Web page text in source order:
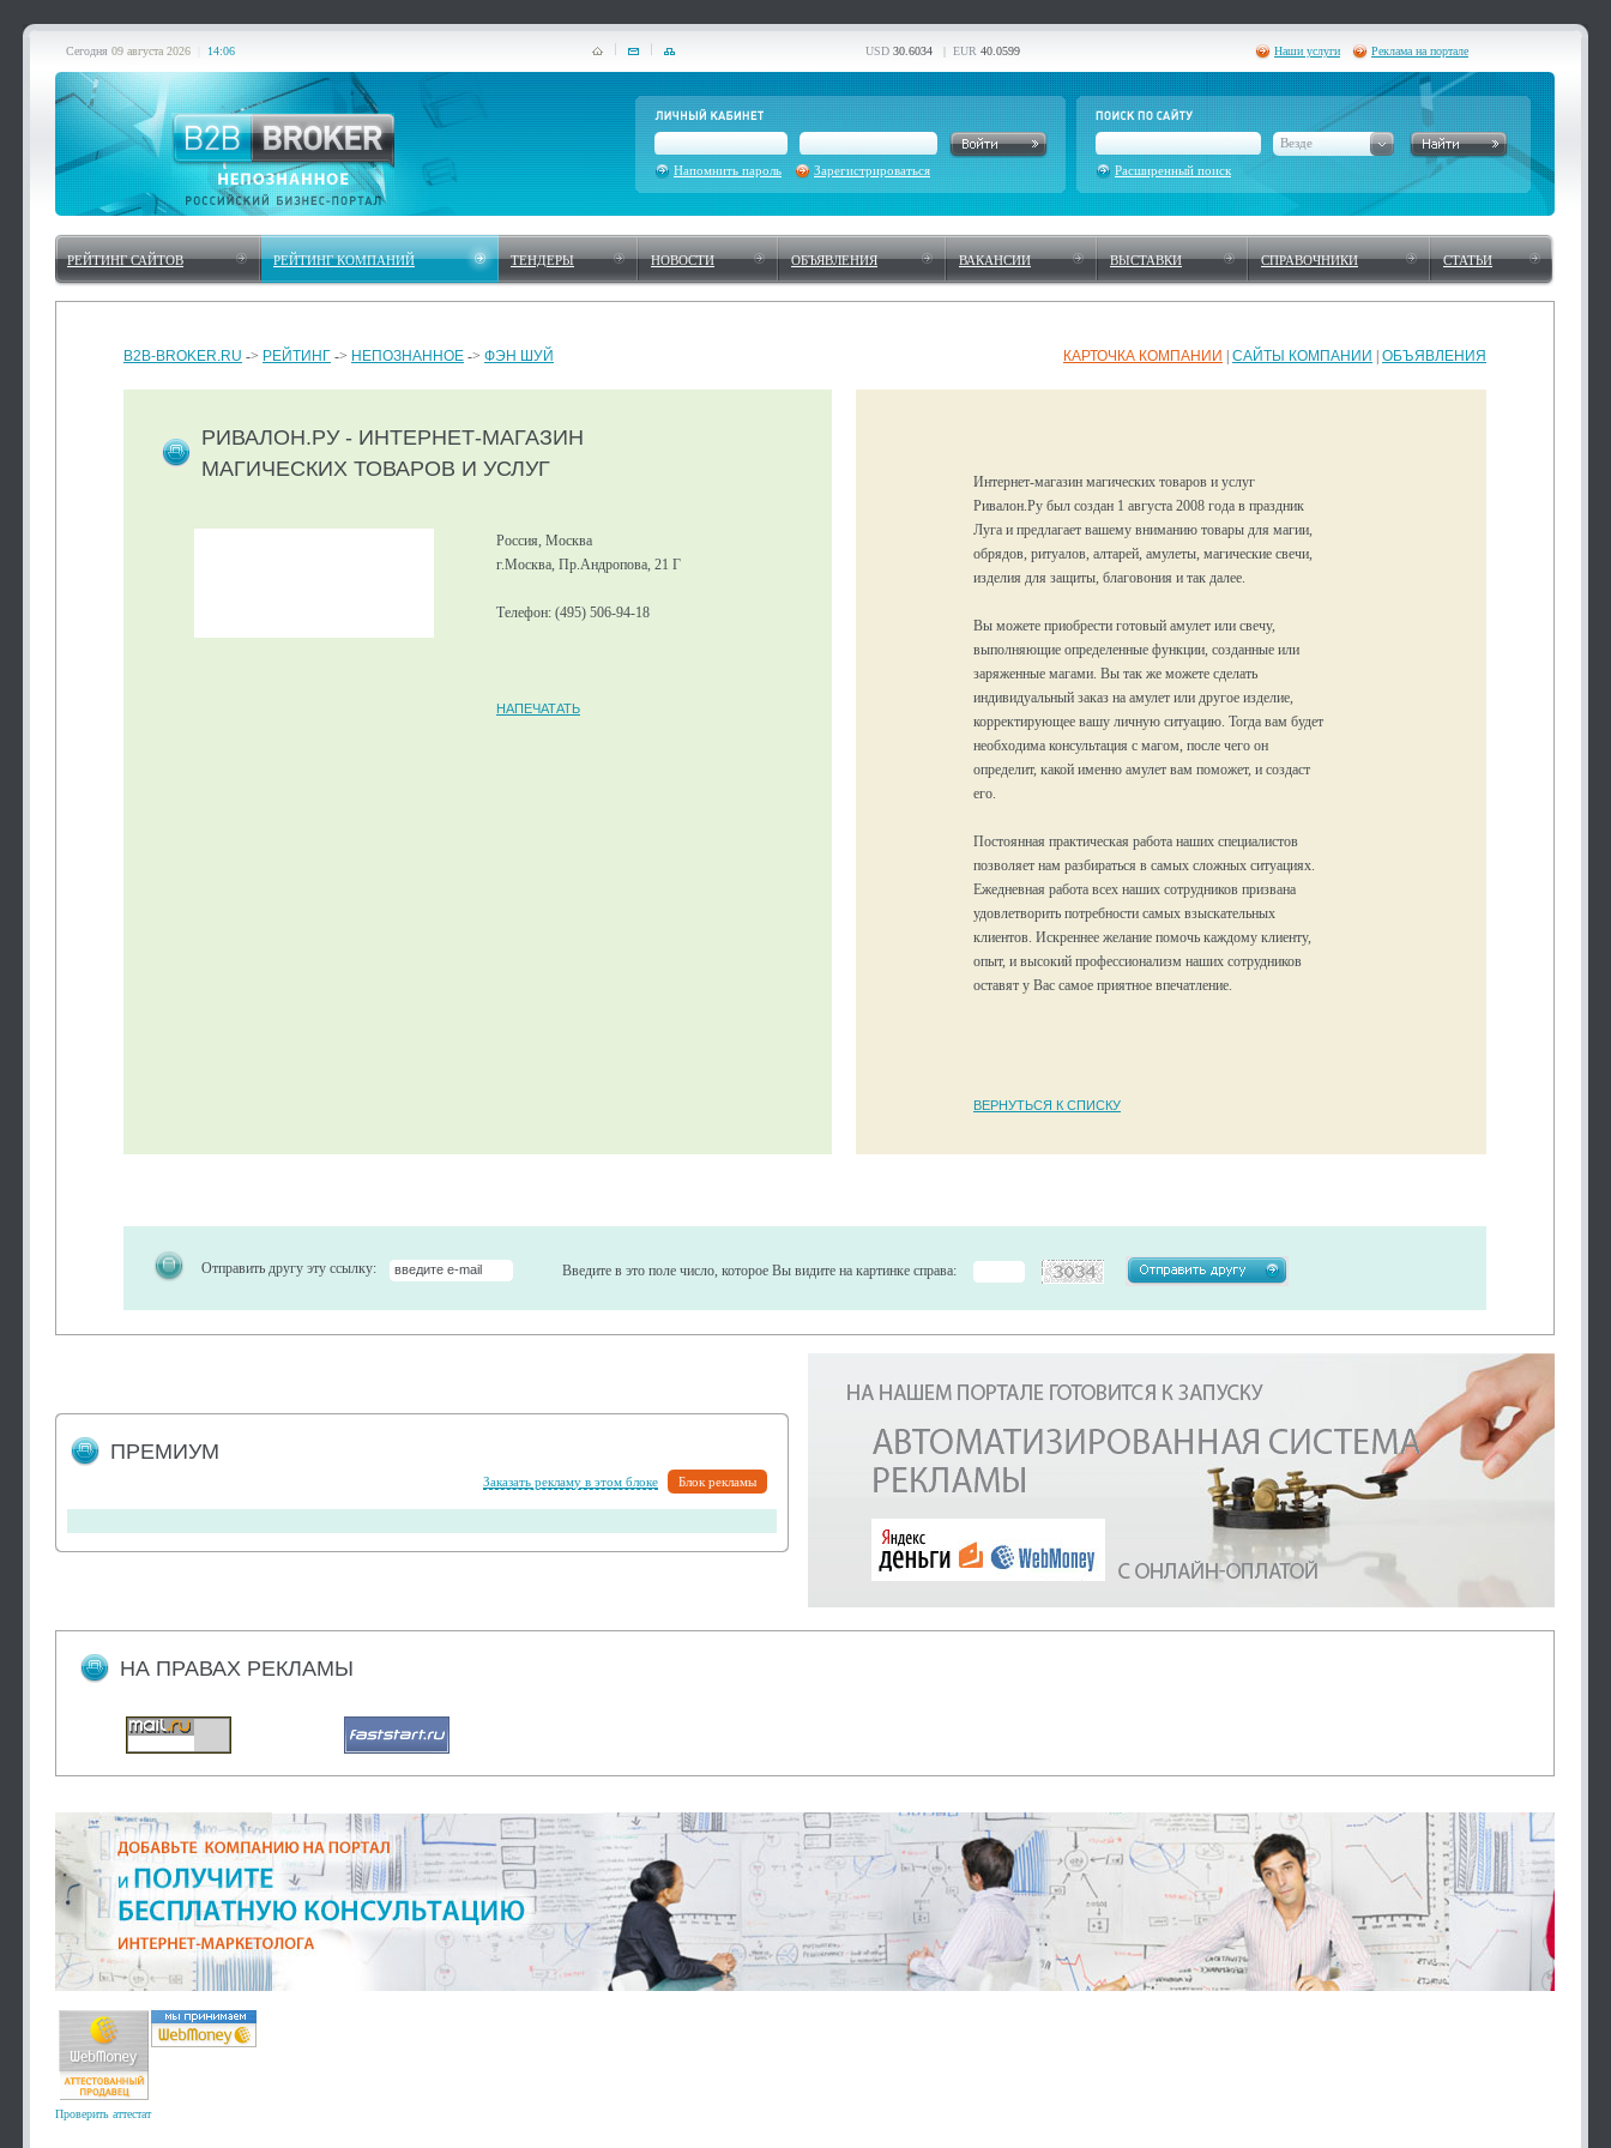
Сегодня 09 августа 2026 14:06 USD 30.6034 | EUR 40.0599 Наши услуги Реклама на портале
Напомнить пароль Зарегистрироваться
Везде
Расширенный поиск
РЕЙТИНГ САЙТОВ РЕЙТИНГ КОМПАНИЙ ТЕНДЕРЫ НОВОСТИ ОБЪЯВЛЕНИЯ ВАКАНСИИ ВЫСТАВКИ СПРАВОЧНИКИ СТАТЬИ
B2B-BROKER.RU -> РЕЙТИНГ -> НЕПОЗНАННОЕ -> ФЭН ШУЙ КАРТОЧКА КОМПАНИИ САЙТЫ КОМПАНИИ ОБЪЯВЛЕНИЯ
РИВАЛОН.РУ - ИНТЕРНЕТ-МАГАЗИН
МАГИЧЕСКИХ ТОВАРОВ И УСЛУГ
Россия, Москва
г.Москва, Пр.Андропова, 21 Г
Телефон: (495) 506-94-18
НАПЕЧАТАТЬ
Интернет-магазин магических товаров и услуг
Ривалон.Ру был создан 1 августа 2008 года в праздник
Луга и предлагает вашему вниманию товары для магии,
обрядов, ритуалов, алтарей, амулеты, магические свечи,
изделия для защиты, благовония и так далее.
Вы можете приобрести готовый амулет или свечу,
выполняющие определенные функции, созданные или
заряженные магами. Вы так же можете сделать
индивидуальный заказ на амулет или другое изделие,
корректирующее вашу личную ситуацию. Тогда вам будет
необходима консультация с магом, после чего он
определит, какой именно амулет вам поможет, и создаст
его.
Постоянная практическая работа наших специалистов
позволяет нам разбираться в самых сложных ситуациях.
Ежедневная работа всех наших сотрудников призвана
удовлетворить потребности самых взыскательных
клиентов. Искреннее желание помочь каждому клиенту,
опыт, и высокий профессионализм наших сотрудников
оставят у Вас самое приятное впечатление.
ВЕРНУТЬСЯ К СПИСКУ
Отправить другу эту ссылку: Введите в это поле число, которое Вы видите на картинке справа:
ПРЕМИУМ
Заказать рекламу в этом блоке Блок рекламы
НА ПРАВАХ РЕКЛАМЫ
Проверить аттестат